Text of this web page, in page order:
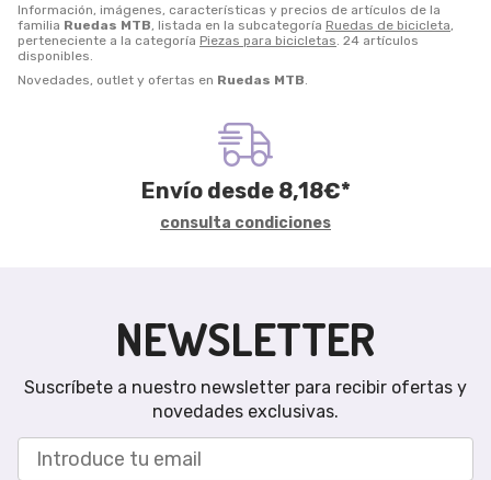
Información, imágenes, características y precios de artículos de la
familia Ruedas MTB, listada en la subcategoría Ruedas de bicicleta,
perteneciente a la categoría Piezas para bicicletas. 24 artículos
disponibles.
Novedades, outlet y ofertas en Ruedas MTB.
Envío desde 8,18€*
consulta condiciones
NEWSLETTER
Suscríbete a nuestro newsletter para recibir ofertas y
novedades exclusivas.